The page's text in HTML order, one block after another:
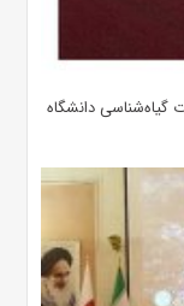
دانشگاه